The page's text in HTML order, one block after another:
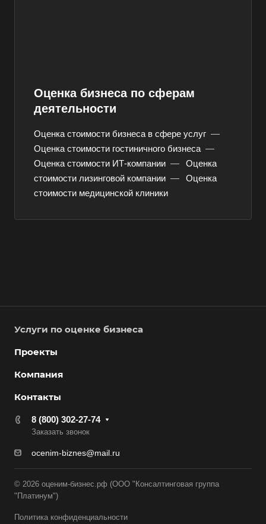
Оценка бизнеса по сферам
деятельности
Оценка стоимости бизнеса в сфере услуг —
Оценка стоимости гостиничного бизнеса —
Оценка стоимости ИТ-компании —
Оценка
стоимости лизинговой компании —
Оценка
стоимости медицинской клиники
Услуги по оценке бизнеса
Проекты
Компания
Контакты
8 (800) 302-27-74
Заказать звонок
ocenim-biznes@mail.ru
© 2026 оценим-бизнес.рф (ООО "Консалтинговая группа
"Платинум")
Политика конфиденциальности
Балаково
Балашиха
Балашов
Барабинск
Белово
Белогорск
Бердск
Биробиджан
Бирск
Бирюч